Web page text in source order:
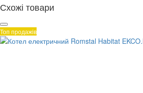
Схожі товари
Топ продажів